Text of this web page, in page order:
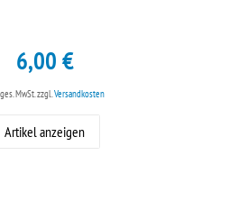
6,00 €
MwSt.zzgl.Versandkosten
Artikel anzeigen